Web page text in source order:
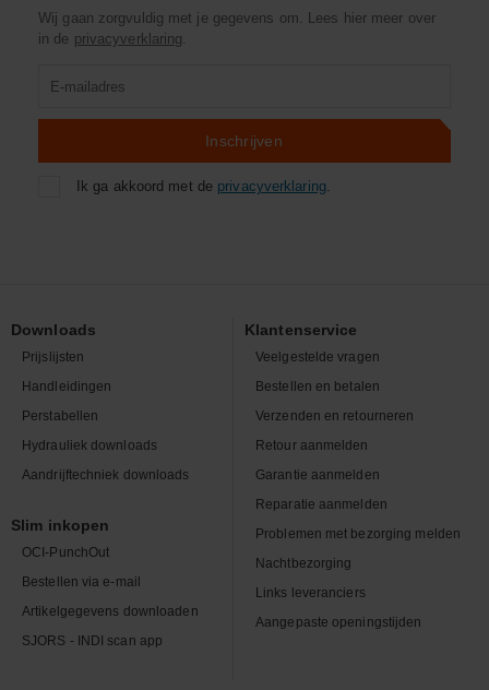
Wij gaan zorgvuldig met je gegevens om. Lees hier meer over
in de privacyverklaring.
Inschrijven
Ik ga akkoord met de privacyverklaring.
Downloads
Prijslijsten
Handleidingen
Perstabellen
Hydrauliek downloads
Aandrijftechniek downloads
Slim inkopen
OCI-PunchOut
Bestellen via e-mail
Artikelgegevens downloaden
SJORS - INDI scan app
Klantenservice
Veelgestelde vragen
Bestellen en betalen
Verzenden en retourneren
Retour aanmelden
Garantie aanmelden
Reparatie aanmelden
Problemen met bezorging melden
Nachtbezorging
Links leveranciers
Aangepaste openingstijden